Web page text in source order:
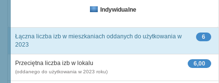
Indywidualne
6
Łączna liczba izb w mieszkaniach oddanych do użytkowania w
2023
6,00
Przeciętna liczba izb w lokalu
(oddanego do użytkowania w 2023 roku)